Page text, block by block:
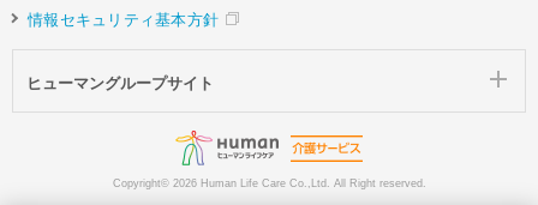
情報セキュリティ基本方針
ヒューマングループサイト
Copyright© 2026 Human Life Care Co.,Ltd. All Right reserved.